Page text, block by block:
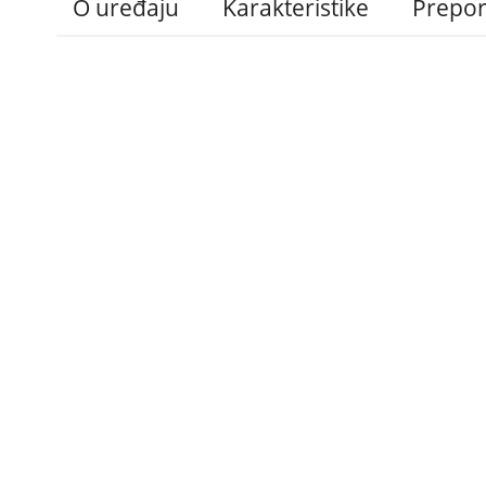
O uređaju Karakteristike